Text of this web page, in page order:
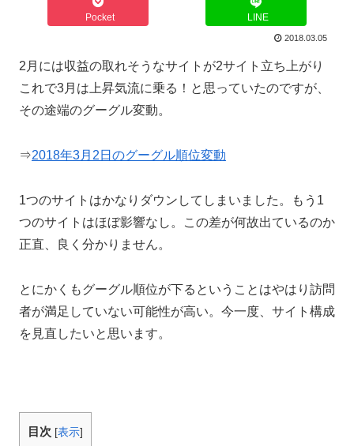
Pocket LINE
2018.03.05
2月には収益の取れそうなサイトが2サイト立ち上がり
これで3月は上昇気流に乗る！と思っていたのですが、
その途端のグーグル変動。
⇒2018年3月2日のグーグル順位変動
1つのサイトはかなりダウンしてしまいました。もう1
つのサイトはほぼ影響なし。この差が何故出ているのか
正直、良く分かりません。
とにかくもグーグル順位が下るということはやはり訪問
者が満足していない可能性が高い。今一度、サイト構成
を見直したいと思います。
目次 [表示]